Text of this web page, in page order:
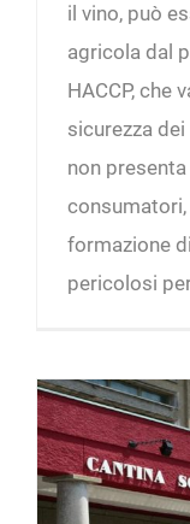
il vino, può
agricola dal
HACCP, che
sicurezza
non
formazione
pericolosi per